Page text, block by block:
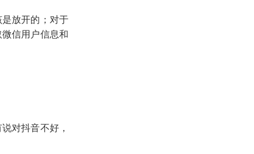
放开的；对于
信用户信息和
对抖音不好，